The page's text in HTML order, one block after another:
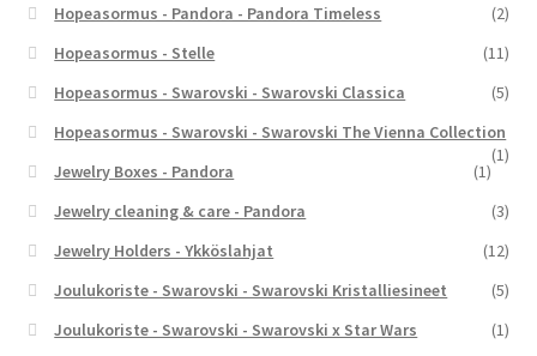
Hopeasormus - Pandora - Pandora Timeless
(2)
Hopeasormus - Stelle
(11)
Hopeasormus - Swarovski - Swarovski Classica
(5)
Hopeasormus - Swarovski - Swarovski The Vienna Collection
(1)
Jewelry Boxes - Pandora
(1)
Jewelry cleaning & care - Pandora
(3)
Jewelry Holders - Ykköslahjat
(12)
Joulukoriste - Swarovski - Swarovski Kristalliesineet
(5)
Joulukoriste - Swarovski - Swarovski x Star Wars
(1)